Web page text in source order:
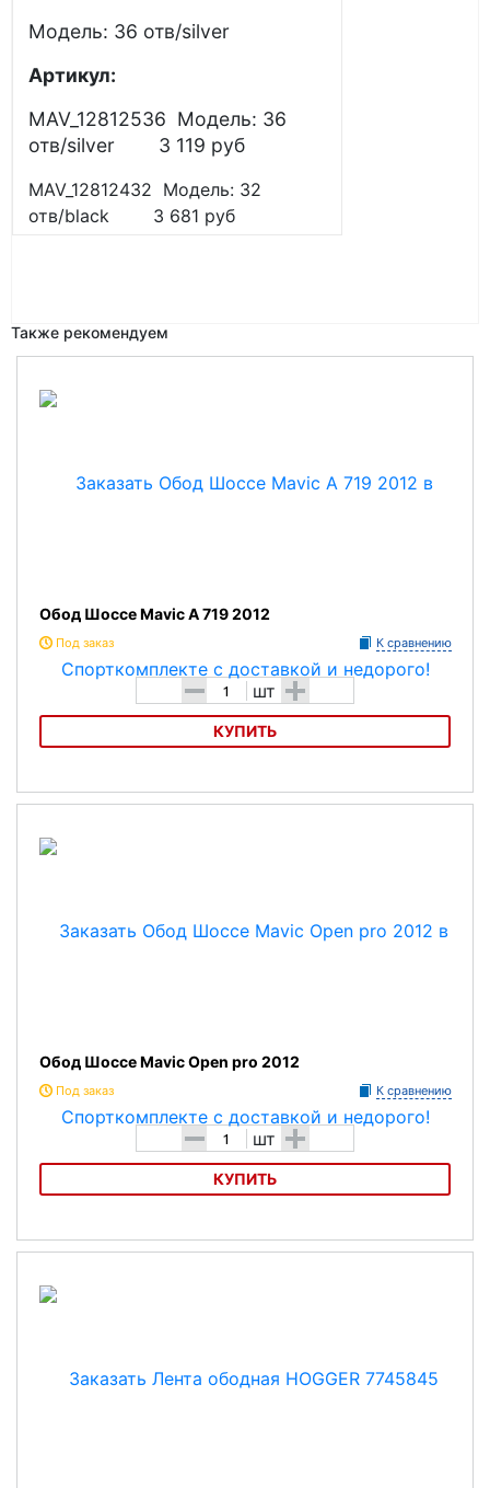
Модель: 36 отв/silver
Артикул:
MAV_12812536 Модель: 36
отв/silver 3 119 руб
MAV_12812432 Модель: 32
отв/black 3 681 руб
Также рекомендуем
Обод Шоссе Mavic А 719 2012
Под заказ К сравнению
- шт +
КУПИТЬ
ОбодШоссеMavicА 719 2012
Обод Шоссе 28"
Обод Шоссе Mavic Open pro 2012
Под заказ К сравнению
- шт +
КУПИТЬ
Обод Шоссе Mavic Openpro 2012
Характеристика:
покрытием:Ceramic2